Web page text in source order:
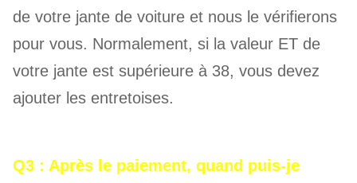
de votre jante de voiture et nous le vérifierons
pour vous. Normalement, si la valeur ET de
votre jante est supérieure à 38, vous devez
ajouter les entretoises.
Q3 : Après le paiement, quand puis-je